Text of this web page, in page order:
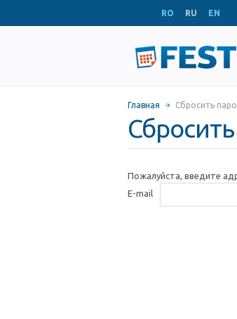
RO RU EN
Главная Сбросить
Пожалуйста, введите
E-mail